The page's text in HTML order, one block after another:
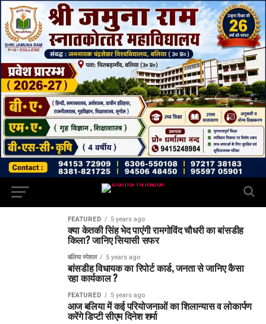
FEATURED 5 years ago
क्या केतकी सिंह भेद पाएंगी रामगोविंद चौधरी का बांसडीह
किला? जानिए सियासी सफर
बलिया स्पेशल 5 years ago
बांसडीह विधायक का रिपोर्ट कार्ड, जनता से जानिए कैसा
रहा कार्यकाल ?
FEATURED 5 years ago
आज बलिया में कई परियोजनाओं का शिलान्यास व लोकार्पण
करेंगे डिप्टी सीएम दिनेश शर्मा